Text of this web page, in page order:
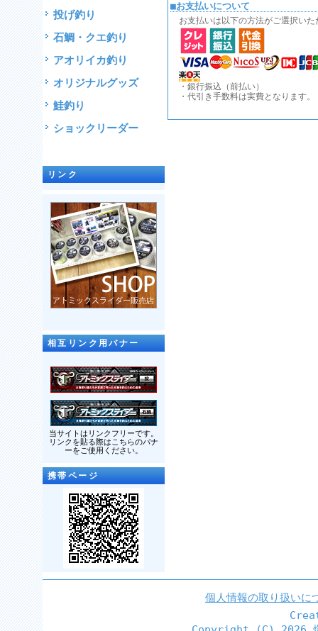
投げ釣り
石鯛・クエ釣り
アオリイカ釣り
オリジナルグッズ
鮭釣り
ショックリーダー
リンク
相互リンク用バナー
当サイトはリンクフリーです。
リンクを貼る際はこちらのバナ
ーをご使用ください。
携帯ページ
■お支払いについて
お支払いは以下の方法がご選択いた
・銀行振込（前払い）
・代引き手数料は実費となります。
個人情報の取り扱いに